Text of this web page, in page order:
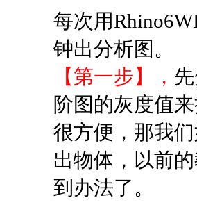
每次用
钟出分析图。
【第一步】，
阶图的灰度值
很方便，那我
出物体，以前
到办法了。